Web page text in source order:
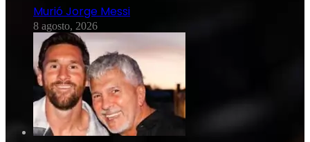
Murió Jorge Messi
8 agosto, 2026